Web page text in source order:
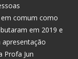
comum como
em 2019 e
Profa Jun